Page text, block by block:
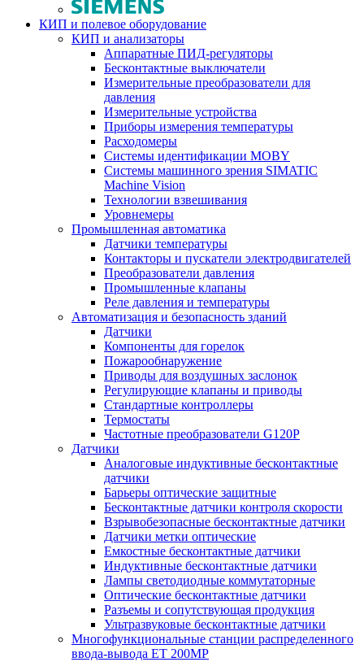
КИП и полевое оборудование
КИП и анализаторы
Аппаратные ПИД-регуляторы
Бесконтактные выключатели
Измерительные преобразователи для
давления
Измерительные устройства
Приборы измерения температуры
Расходомеры
Системы идентификации MOBY
Системы машинного зрения SIMATIC
Machine Vision
Технологии взвешивания
Уровнемеры
Промышленная автоматика
Датчики температуры
Контакторы и пускатели электродвигателей
Преобразователи давления
Промышленные клапаны
Реле давления и температуры
Автоматизация и безопасность зданий
Датчики
Компоненты для горелок
Пожарообнаружение
Приводы для воздушных заслонок
Регулирующие клапаны и приводы
Стандартные контроллеры
Термостаты
Частотные преобразователи G120P
Датчики
Аналоговые индуктивные бесконтактные
датчики
Барьеры оптические защитные
Бесконтактные датчики контроля скорости
Взрывобезопасные бесконтактные датчики
Датчики метки оптические
Емкостные бесконтактные датчики
Индуктивные бесконтактные датчики
Лампы светодиодные коммутаторные
Оптические бесконтактные датчики
Разъемы и сопутствующая продукция
Ультразвуковые бесконтактные датчики
Многофункциональные станции распределенного
ввода-вывода ET 200MP